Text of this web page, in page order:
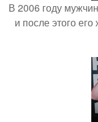
В 2006 году
и после этого